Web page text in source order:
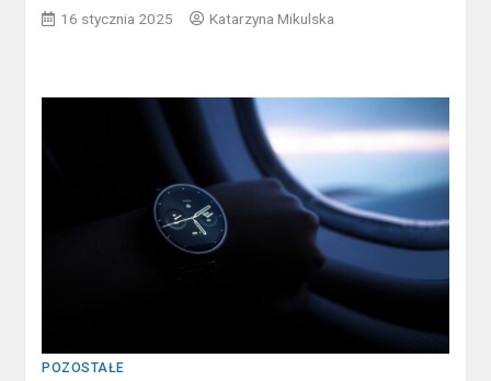
16 stycznia 2025 Katarzyna Mikulska
POZOSTAŁE